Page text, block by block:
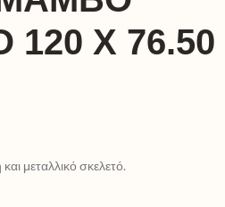
120 X 76.50
μεταλλικό σκελετό.